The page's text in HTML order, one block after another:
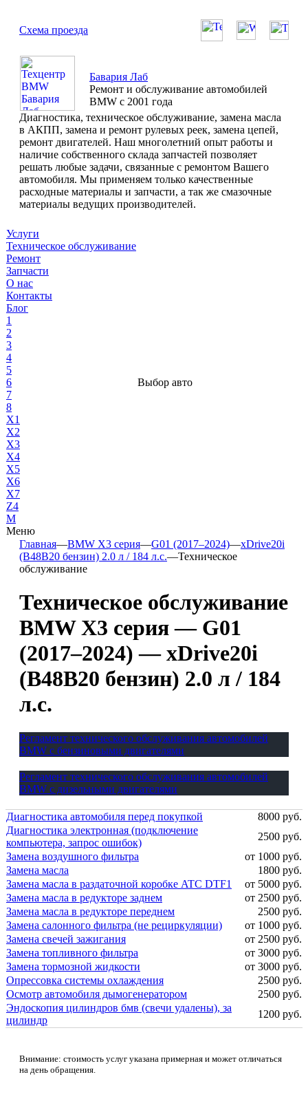
Схема проезда
Бавария Лаб
Ремонт и обслуживание автомобилей
BMW с 2001 года
Диагностика, техническое обслуживание, замена масла
в АКПП, замена и ремонт рулевых реек, замена цепей,
ремонт двигателей. Наш многолетний опыт работы и
наличие собственного склада запчастей позволяет
решать любые задачи, связанные с ремонтом Вашего
автомобиля. Мы применяем только качественные
расходные материалы и запчасти, а так же смазочные
материалы ведущих производителей.
Услуги
Техническое обслуживание
Ремонт
Запчасти
О нас
Контакты
Блог
1
2
3
4
5
6
7
8
X1
X2
X3
X4
X5
X6
X7
Z4
М
Меню
Выбор авто
Главная—BMW X3 серия—G01 (2017–2024)—xDrive20i
(B48B20 бензин) 2.0 л / 184 л.с.—Техническое
обслуживание
Техническое обслуживание
BMW X3 серия — G01
(2017–2024) — xDrive20i
(B48B20 бензин) 2.0 л / 184
л.с.
Регламент технического обслуживания автомобилей
BMW с бензиновыми двигателями
Регламент технического обслуживания автомобилей
BMW с дизельными двигателями
Диагностика автомобиля перед покупкой
8000 руб.
Диагностика электронная (подключение
компьютера, запрос ошибок)
2500 руб.
Замена воздушного фильтра
от 1000 руб.
Замена масла
1800 руб.
Замена масла в раздаточной коробке ATC DTF1
от 5000 руб.
Замена масла в редукторе заднем
от 2500 руб.
Замена масла в редукторе переднем
2500 руб.
Замена салонного фильтра (не рециркуляции)
от 1000 руб.
Замена свечей зажигания
от 2500 руб.
Замена топливного фильтра
от 3000 руб.
Замена тормозной жидкости
от 3000 руб.
Опрессовка системы охлаждения
2500 руб.
Осмотр автомобиля дымогенератором
2500 руб.
Эндоскопия цилиндров бмв (свечи удалены), за
цилиндр
1200 руб.
Внимание: стоимость услуг указана примерная и может отличаться
на день обращения.